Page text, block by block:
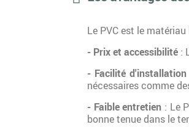
Le PVC est le matériau
- Prix et accessibilité :
- Facilité d'installation
nécessaires comme
- Faible entretien : Le
bonne tenue dans le